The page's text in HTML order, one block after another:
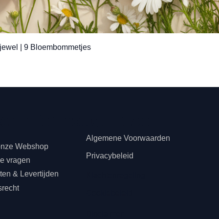
Snel overzicht
| 9 Bloembommetjes
Webshop
vragen
& Levertijden
Algemene Voorwaarden
Privacybeleid